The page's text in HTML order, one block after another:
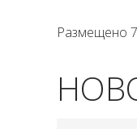
Размещено 7